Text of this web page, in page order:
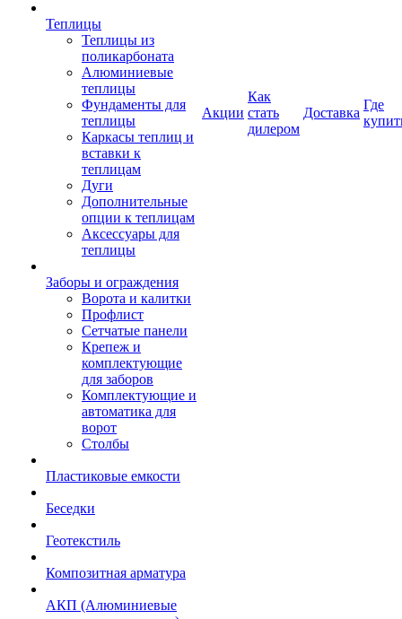
Теплицы
Теплицы из
поликарбоната
Алюминиевые
теплицы
Фундаменты для
теплицы
Каркасы теплиц и
вставки к
теплицам
Дуги
Дополнительные
опции к теплицам
Аксессуары для
теплицы
Заборы и ограждения
Ворота и калитки
Профлист
Сетчатые панели
Крепеж и
комплектующие
для заборов
Комплектующие и
автоматика для
ворот
Столбы
Пластиковые емкости
Беседки
Геотекстиль
Композитная арматура
АКП (Алюминиевые
Акции
Как
стать
дилером
Доставка
Где